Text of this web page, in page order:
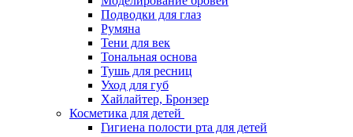
Подводки для глаз
Румяна
Тени для век
Тональная основа
Тушь для ресниц
Уход для губ
Хайлайтер, Бронзер
Косметика для детей
Гигиена полости рта для детей